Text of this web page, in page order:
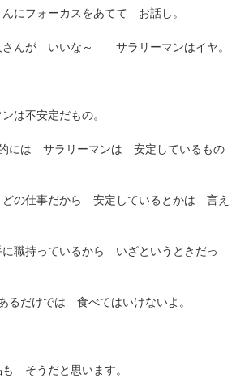
にフォーカスをあてて お話し。
んが いいな～ サラリーマンはイヤ。
は不安定だもの。
には サラリーマンは 安定しているもの
どの仕事だから 安定しているとかは 言え
持っているから いざというときだっ
だけでは 食べてはいけないよ。
そうだと思います。